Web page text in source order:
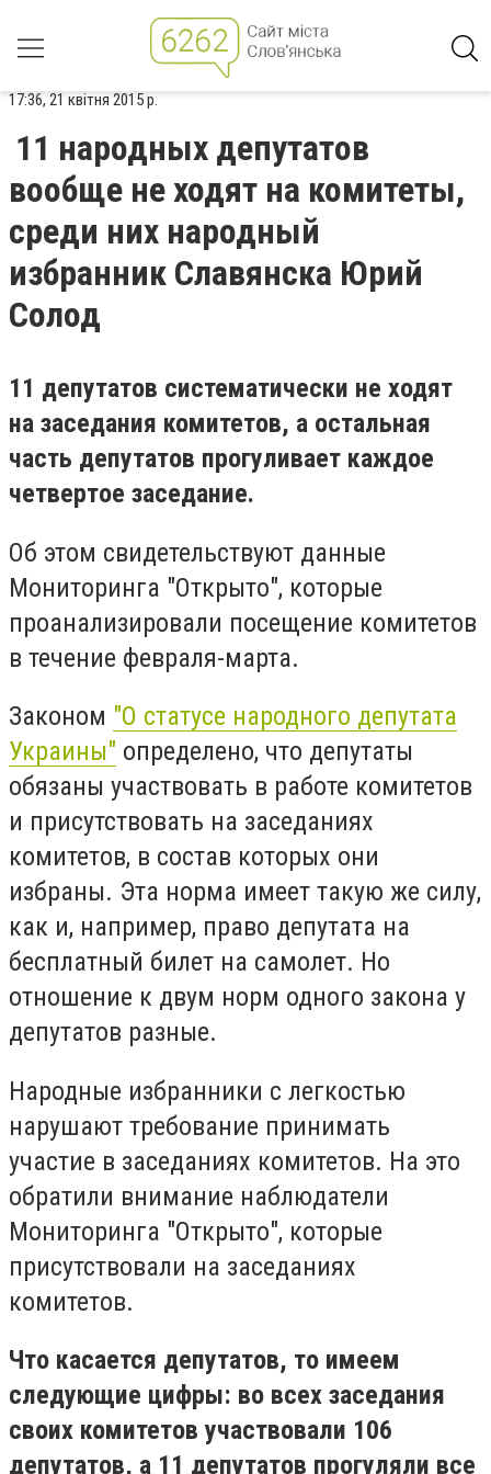
17:36, 21 квітня 2015 р.
11 народных депутатов
вообще не ходят на комитеты,
среди них народный
избранник Славянска Юрий
Солод
11 депутатов систематически не ходят
на заседания комитетов, а остальная
часть депутатов прогуливает каждое
четвертое заседание.
Об этом свидетельствуют данные
Мониторинга "Открыто", которые
проанализировали посещение комитетов
в течение февраля-марта.
Законом "О статусе народного депутата
Украины" определено, что депутаты
обязаны участвовать в работе комитетов
и присутствовать на заседаниях
комитетов, в состав которых они
избраны. Эта норма имеет такую же силу,
как и, например, право депутата на
бесплатный билет на самолет. Но
отношение к двум норм одного закона у
депутатов разные.
Народные избранники с легкостью
нарушают требование принимать
участие в заседаниях комитетов. На это
обратили внимание наблюдатели
Мониторинга "Открыто", которые
присутствовали на заседаниях
комитетов.
Что касается депутатов, то имеем
следующие цифры: во всех заседания
своих комитетов участвовали 106
депутатов, а 11 депутатов прогуляли все